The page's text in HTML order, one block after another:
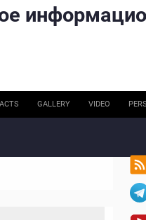
GALLERY VIDEO